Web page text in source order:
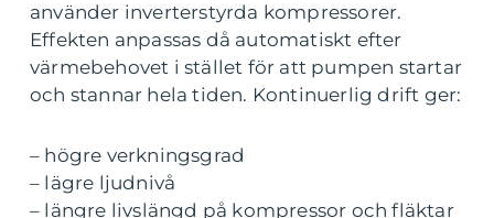
använder inverterstyrda kompressorer.
Effekten anpassas då automatiskt efter
värmebehovet i stället för att pumpen startar
och stannar hela tiden. Kontinuerlig drift ger:
– högre verkningsgrad
– lägre ljudnivå
– längre livslängd på kompressor och fläktar